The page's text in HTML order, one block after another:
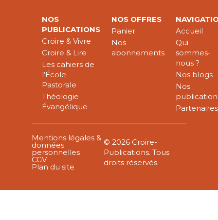
NOS
PUBLICATIONS
Croire & Vivre
Croire & Lire
Les cahiers de
l’École
Pastorale
Théologie
Évangélique
NOS OFFRES
Panier
Nos
abonnements
Accueil
Qui
sommes-
nous ?
Nos blogs
Nos
Partenaires
Mentions légales &
données
personnelles
CGV
Plan du site
© 2026 Croire-
Publications. Tous
droits réservés.